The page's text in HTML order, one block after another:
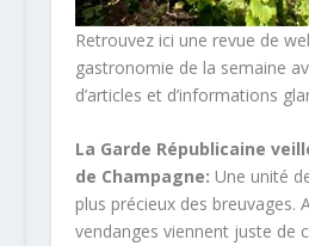
Retrouvez ici une revue de
gastronomie de la semaine
d’articles et d’informations
La Garde Républicaine
de Champagne: Une unité
plus précieux des breuvages.
vendanges viennent juste de